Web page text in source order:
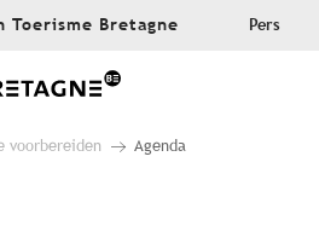
Bretagne Pers
voorbereiden Agenda
aux favoris